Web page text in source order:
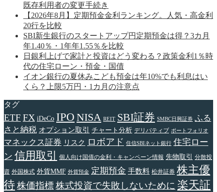
既存利用者の変更手続き
【2026年8月】定期預金金利ランキング。人気・高金利
20行を比較
SBI新生銀行のスタートアップ円定期預金は得？3カ月
年1.40％・1年年1.55％を比較
日銀利上げで家計と投資はどう変わる？政策金利1％時
代の住宅ローン・預金・国債
イオン銀行の夏休みこども預金は年10%でも利息はい
くら？上限5万円・1カ月の注意点
タグ
ETF FX iDeCo IPO NISA REIT SBI証券 SMBC日興証券 ふる
さと納税 オプション取引 チャート分析 デリバティブ ポートフォリオ
マネックス証券 リスク ロボアド 住信SBIネット銀行 住宅ロー
ン 信用取引 個人向け国債の金利・キャンペーン情報 先物取引 分散投
資 外国株式 外貨MMF 外貨預金 定期預金 手数料 松井証券 株主優
待株価指標株式投資で失敗しないために 楽天証